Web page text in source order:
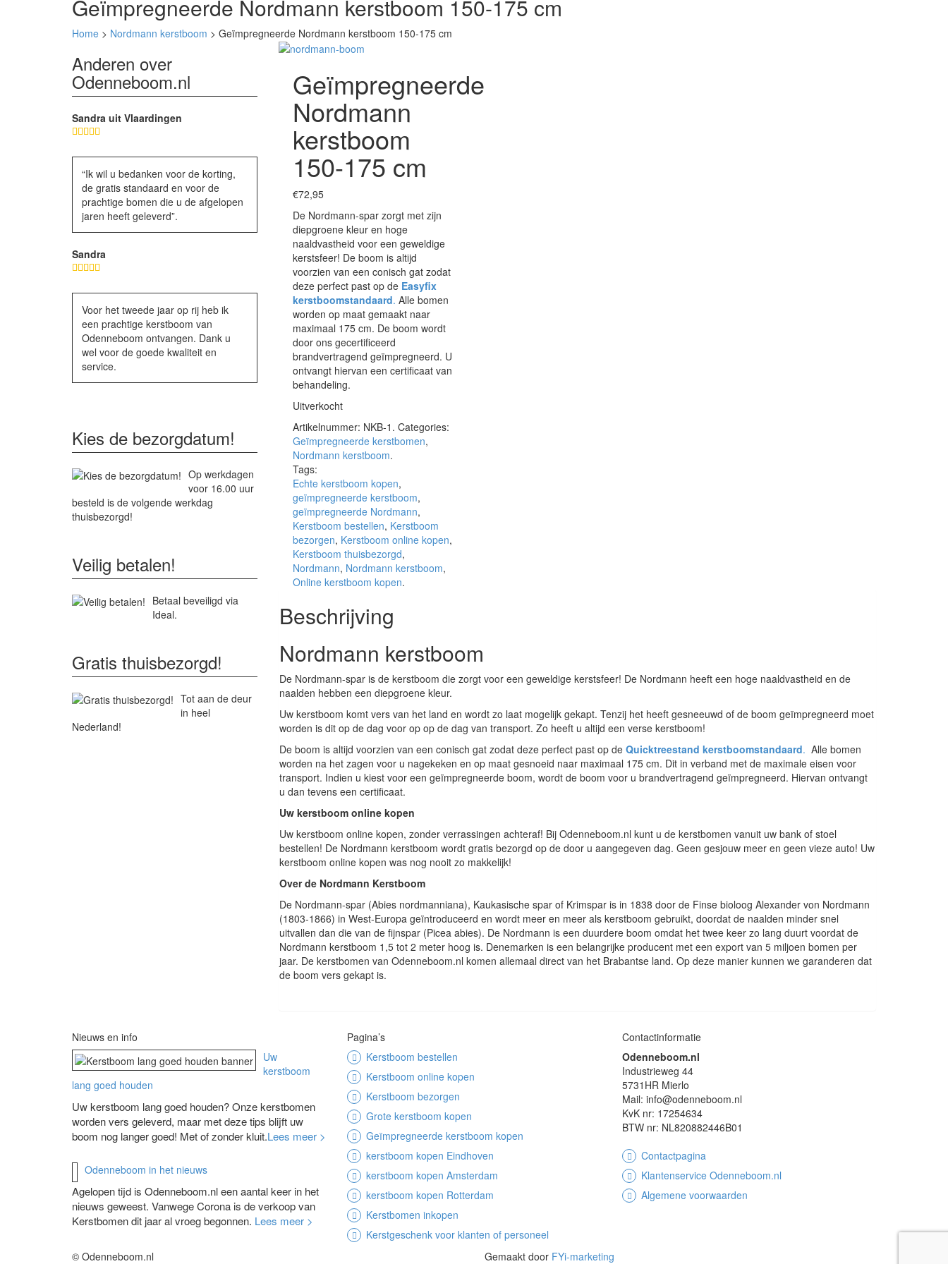
Geïmpregneerde Nordmann kerstboom 150-175 cm
Home > Nordmann kerstboom > Geïmpregneerde Nordmann kerstboom 150-175 cm
Geïmpregneerde
Nordmann
kerstboom
150-175 cm
€72,95
De Nordmann-spar zorgt met zijn
diepgroene kleur en hoge
naaldvastheid voor een geweldige
kerstsfeer! De boom is altijd
voorzien van een conisch gat zodat
deze perfect past op de Easyfix
kerstboomstandaard. Alle bomen
worden op maat gemaakt naar
maximaal 175 cm. De boom wordt
door ons gecertificeerd
brandvertragend geïmpregneerd. U
ontvangt hiervan een certificaat van
behandeling.
Uitverkocht
Artikelnummer: NKB-1 . Categories:
Geïmpregneerde kerstbomen,
Nordmann kerstboom.
Tags:
Echte kerstboom kopen,
geïmpregneerde kerstboom,
geïmpregneerde Nordmann,
Kerstboom bestellen, Kerstboom
bezorgen, Kerstboom online kopen,
Kerstboom thuisbezorgd,
Nordmann, Nordmann kerstboom,
Online kerstboom kopen.
Beschrijving
Nordmann kerstboom
De Nordmann-spar is de kerstboom die zorgt voor een geweldige kerstsfeer! De Nordmann heeft een hoge naaldvastheid en de
naalden hebben een diepgroene kleur.
Uw kerstboom komt vers van het land en wordt zo laat mogelijk gekapt. Tenzij het heeft gesneeuwd of de boom geïmpregneerd moet
worden is dit op de dag voor op op de dag van transport. Zo heeft u altijd een verse kerstboom!
De boom is altijd voorzien van een conisch gat zodat deze perfect past op de Quicktreestand kerstboomstandaard. Alle bomen
worden na het zagen voor u nagekeken en op maat gesnoeid naar maximaal 175 cm. Dit in verband met de maximale eisen voor
transport. Indien u kiest voor een geïmpregneerde boom, wordt de boom voor u brandvertragend geïmpregneerd. Hiervan ontvangt
u dan tevens een certificaat.
Uw kerstboom online kopen
Uw kerstboom online kopen, zonder verrassingen achteraf! Bij Odenneboom.nl kunt u de kerstbomen vanuit uw bank of stoel
bestellen! De Nordmann kerstboom wordt gratis bezorgd op de door u aangegeven dag. Geen gesjouw meer en geen vieze auto! Uw
kerstboom online kopen was nog nooit zo makkelijk!
Over de Nordmann Kerstboom
De Nordmann-spar (Abies nordmanniana), Kaukasische spar of Krimspar is in 1838 door de Finse bioloog Alexander von Nordmann
(1803-1866) in West-Europa geïntroduceerd en wordt meer en meer als kerstboom gebruikt, doordat de naalden minder snel
uitvallen dan die van de fijnspar (Picea abies). De Nordmann is een duurdere boom omdat het twee keer zo lang duurt voordat de
Nordmann kerstboom 1,5 tot 2 meter hoog is. Denemarken is een belangrijke producent met een export van 5 miljoen bomen per
jaar. De kerstbomen van Odenneboom.nl komen allemaal direct van het Brabantse land. Op deze manier kunnen we garanderen dat
de boom vers gekapt is.
Anderen over
Odenneboom.nl
Sandra uit Vlaardingen
“Ik wil u bedanken voor de korting,
de gratis standaard en voor de
prachtige bomen die u de afgelopen
jaren heeft geleverd”.
Sandra
Voor het tweede jaar op rij heb ik
een prachtige kerstboom van
Odenneboom ontvangen. Dank u
wel voor de goede kwaliteit en
service.
Kies de bezorgdatum!
Op werkdagen
voor 16.00 uur
besteld is de volgende werkdag
thuisbezorgd!
Veilig betalen!
Betaal beveiligd via
Ideal.
Gratis thuisbezorgd!
Tot aan de deur
in heel
Nederland!
Nieuws en info
Uw
kerstboom
lang goed houden
Uw kerstboom lang goed houden? Onze kerstbomen
worden vers geleverd, maar met deze tips blijft uw
boom nog langer goed! Met of zonder kluit.Lees meer >
Odenneboom in het nieuws
Agelopen tijd is Odenneboom.nl een aantal keer in het
nieuws geweest. Vanwege Corona is de verkoop van
Kerstbomen dit jaar al vroeg begonnen. Lees meer >
Pagina’s
Kerstboom bestellen
Kerstboom online kopen
Kerstboom bezorgen
Grote kerstboom kopen
Geïmpregneerde kerstboom kopen
kerstboom kopen Eindhoven
kerstboom kopen Amsterdam
kerstboom kopen Rotterdam
Kerstbomen inkopen
Kerstgeschenk voor klanten of personeel
Contactinformatie
Odenneboom.nl
Industrieweg 44
5731HR Mierlo
Mail: info@odenneboom.nl
KvK nr: 17254634
BTW nr: NL820882446B01
Contactpagina
Klantenservice Odenneboom.nl
Algemene voorwaarden
© Odenneboom.nl Gemaakt door FYi-marketing